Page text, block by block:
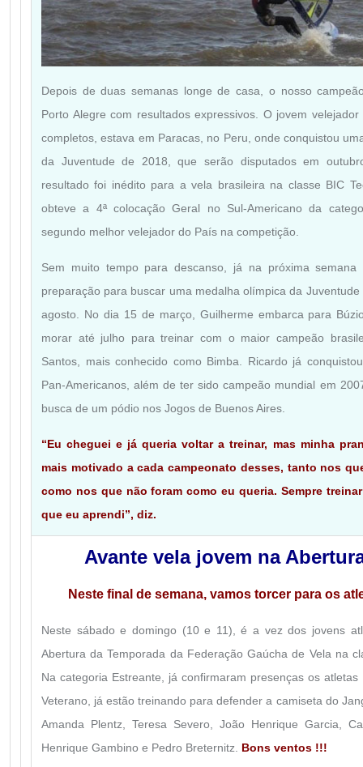
Depois de duas semanas longe de casa, o nosso
Porto Alegre com resultados expressivos. O jovem
completos, estava em Paracas, no Peru, onde conquistou
da Juventude de 2018, que serão disputados em
resultado foi inédito para a vela brasileira na classe BIC
obteve a 4ª colocação Geral no Sul-Americano da
segundo melhor velejador do País na competição.
Sem muito tempo para descanso, já na próxima
preparação para buscar uma medalha olímpica da
agosto. No dia 15 de março, Guilherme embarca para
morar até julho para treinar com o maior campeão
Santos, mais conhecido como Bimba. Ricardo já
Pan-Americanos, além de ter sido campeão mundial em
busca de um pódio nos Jogos de Buenos Aires.
“Eu cheguei e já queria voltar a treinar, mas minha
mais motivado a cada campeonato desses, tanto nos
como nos que não foram como eu queria. Sempre
que eu aprendi”, diz.
Avante vela jovem na
Neste final de semana, vamos torcer para os
Neste sábado e domingo (10 e 11), é a vez dos jovens
Abertura da Temporada da Federação Gaúcha de Vela na
Na categoria Estreante, já confirmaram presenças os
Veterano, já estão treinando para defender a camiseta do
Amanda Plentz, Teresa Severo, João Henrique Garcia,
Henrique Gambino e Pedro Breternitz. Bons ventos !!!